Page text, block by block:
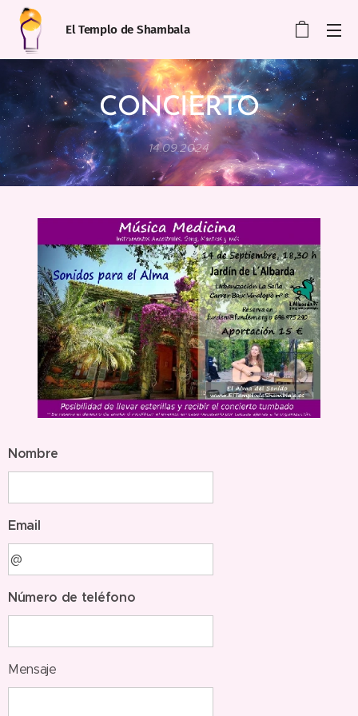
El Templo de Shambala
CONCIERTO
14.09.2024
Nombre
Email
Número de teléfono
Mensaje